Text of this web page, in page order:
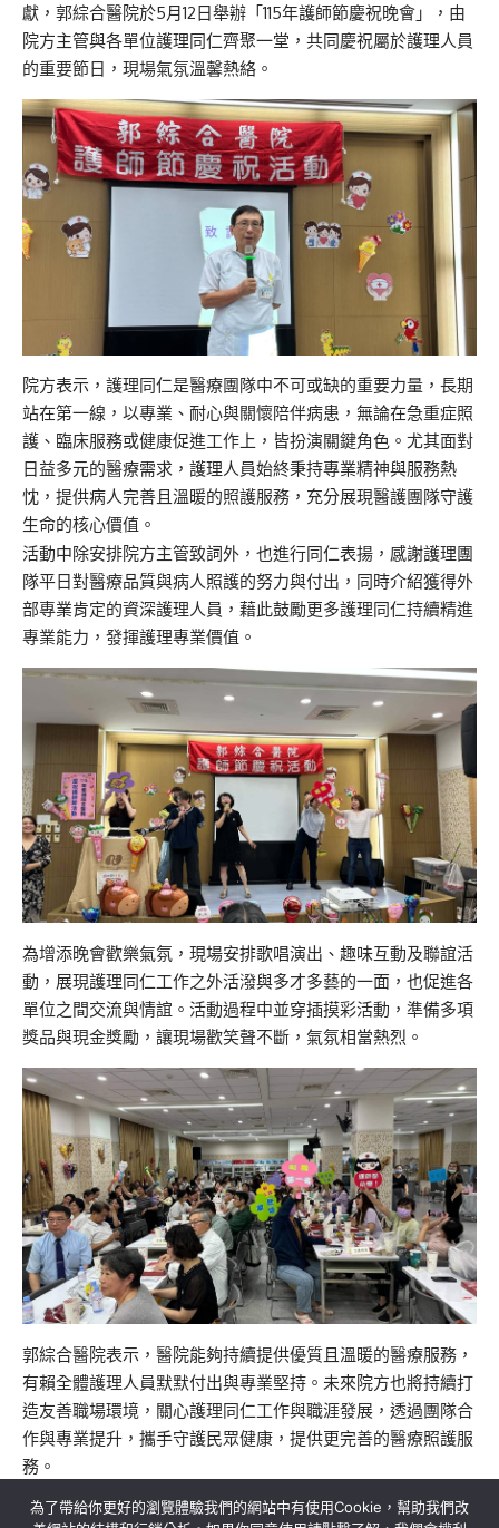
獻，郭綜合醫院於5月12日舉辦「115年護師節慶祝晚會」，由
院方主管與各單位護理同仁齊聚一堂，共同慶祝屬於護理人員
的重要節日，現場氣氛溫馨熱絡。
院方表示，護理同仁是醫療團隊中不可或缺的重要力量，長期
站在第一線，以專業、耐心與關懷陪伴病患，無論在急重症照
護、臨床服務或健康促進工作上，皆扮演關鍵角色。尤其面對
日益多元的醫療需求，護理人員始終秉持專業精神與服務熱
忱，提供病人完善且溫暖的照護服務，充分展現醫護團隊守護
生命的核心價值。
活動中除安排院方主管致詞外，也進行同仁表揚，感謝護理團
隊平日對醫療品質與病人照護的努力與付出，同時介紹獲得外
部專業肯定的資深護理人員，藉此鼓勵更多護理同仁持續精進
專業能力，發揮護理專業價值。
為增添晚會歡樂氣氛，現場安排歌唱演出、趣味互動及聯誼活
動，展現護理同仁工作之外活潑與多才多藝的一面，也促進各
單位之間交流與情誼。活動過程中並穿插摸彩活動，準備多項
獎品與現金獎勵，讓現場歡笑聲不斷，氣氛相當熱烈。
郭綜合醫院表示，醫院能夠持續提供優質且溫暖的醫療服務，
有賴全體護理人員默默付出與專業堅持。未來院方也將持續打
造友善職場環境，關心護理同仁工作與職涯發展，透過團隊合
作與專業提升，攜手守護民眾健康，提供更完善的醫療照護服
務。
為了帶給你更好的瀏覽體驗我們的網站中有使用Cookie，幫助我們改